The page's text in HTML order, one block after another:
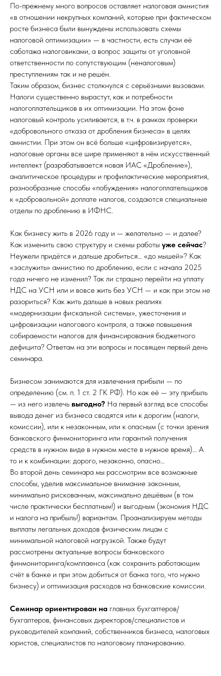
По-прежнему много вопросов оставляет налоговая амнистия
«в отношении некрупных компаний, которые при фактическом
росте бизнеса были вынуждены использовать схемы
налоговой оптимизации» — в частности, есть случаи её
саботажа налоговиками, а вопрос защиты от уголовной
ответственности по сопутствующим (неналоговым)
преступлениям так и не решён.
Таким образом, бизнес столкнулся с серьёзными вызовами.
Налоги существенно вырастут, как и потребности
налогоплательщиков в их оптимизации. На этом фоне
налоговый контроль усиливается, в т.ч. в рамках проверки
«добровольного отказа от дробления бизнеса» в целях
амнистии. При этом он всё больше «цифровизируется»,
налоговые органы все шире применяют в нём искусственный
интеллект (разрабатывается новая ИАС «Дробление»),
аналитическое процедуры и профилактические мероприятия,
разнообразные способы «побуждения» налогоплательщиков
к «добровольной» доплате налогов, создаются специальные
отделы по дроблению в ИФНС.
Как бизнесу жить в 2026 году и — желательно — и далее?
Как изменить свою структуру и схемы работы уже сейчас?
Неужели придётся и дальше дробиться… «до мышей»? Как
«заслужить» амнистию по дроблению, если с начала 2025
года ничего не изменил? Так ли страшно перейти на уплату
НДС на УСН или и вовсе жить без УСН — и как при этом не
разориться? Как жить дальше в новых реалиях
«модернизации фискальной системы», ужесточения и
цифровизации налогового контроля, а также повышения
собираемости налогов для финансирования бюджетного
дефицита? Ответам на эти вопросы и посвящен первый день
семинара.
Бизнесом занимаются для извлечения прибыли — по
определению (см. п. 1 ст. 2 ГК РФ). Но как её — эту прибыль
— из него извлечь выгодно? На первый взгляд все способы
вывода денег из бизнеса сводятся или к дорогим (налоги,
комиссии), или к незаконным, или к опасным (с точки зрения
банковского финмониторинга или гарантий получения
средств в нужном виде в нужном месте в нужное время)… А
то и к комбинации: дорого, незаконно, опасно…
Во второй день семинара мы рассмотрим все возможные
способы, уделив максимальное внимание законным,
минимально рискованным, максимально дешёвым (в том
числе практически бесплатным!) и выгодным (экономия НДС
и налога на прибыль!) вариантам. Проанализируем методы
выплаты легальных доходов физическим лицам с
минимальной налоговой нагрузкой. Также будут
рассмотрены актуальные вопросы банковского
финмониторинга/комплаенса (как сохранить работающим
счёт в банке и при этом добиться от банка того, что нужно
бизнесу) и оптимизация расходов на банковские комиссии.
Семинар ориентирован на главных бухгалтеров/
бухгалтеров, финансовых директоров/специалистов и
руководителей компаний, собственников бизнеса, налоговых
юристов, специалистов по налоговому планированию.